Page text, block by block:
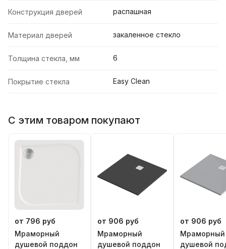
Конструкция дверей распашная
Материал дверей закаленное стекло
Толщина стекла, мм 6
Покрытие стекла Easy Clean
С этим товаром покупают
от 796 руб
Мраморный
душевой поддон
от 906 руб
Мраморный
душевой поддон
от 906 руб
Мраморный
душевой